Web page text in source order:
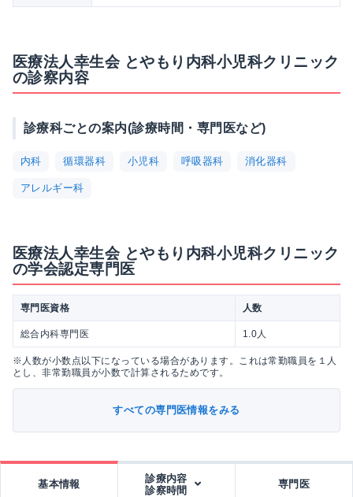
医療法人幸生会 とやもり内科小児科クリニック
の診察内容
診療科ごとの案内(診療時間・専門医など)
内科 循環器科 小児科 呼吸器科 消化器科
アレルギー科
医療法人幸生会 とやもり内科小児科クリニック
の学会認定専門医
専門医資格 人数
総合内科専門医 1.0人
※人数が小数点以下になっている場合があります。これは常勤職員を１人
とし、非常勤職員が小数で計算されるためです。
すべての専門医情報をみる
基本情報
診療内容
診察時間
専門医